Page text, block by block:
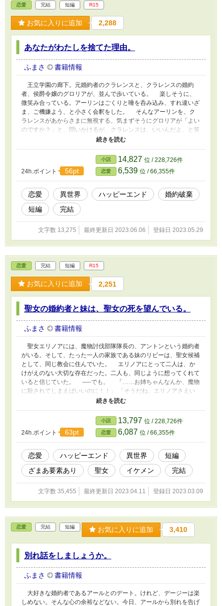
恋愛 完結 短編 R15
お気に入りに追加 2,288
あなたがわたしを捨てた理由。
ふまさ 書籍情報
王立学園の廊下。元婚約者のクラレンスと、クラレンスの婚約
者、侯爵令嬢のグロリアが、並んで歩いている。 楽しそうに、
微笑み合っている。アーリンはごくりと唾を呑み込み、すれ違いざ
ま、ご機嫌よう、と小さく会釈をした。 そんなアーリンを、ク
ラレンスがあからさまに無視する。気まずそうにグロリアが「よい
のですか？」と、問いかけるが、クラレンスは、いいんだよ、と笑
った。 「未練は、断ち切ってもらわないとね」 俯いたアーリン
の目は、光を失っていた。
24h.ポイント 56pt
小説 14,827 位 / 228,726件
恋愛 6,539 位 / 66,355件
恋愛 異世界 ハッピーエンド
婚約破棄
短編
完結
文字数 13,275 最終更新日 2023.06.06 登録日 2023.05.29
恋愛 完結 短編 R15
お気に入りに追加 2,251
聖女の婚約者と妹は、聖女の死を望んでいる。
ふまさ 書籍情報
聖女エリノアには、魔物討伐部隊隊長の、アントンという婚約者
がいる。そして、たった一人の家族である妹のリビーは、聖女候補
として、同じ教会に住んでいた。 エリノアにとって二人は、か
けがえのない大切な存在だった。二人も、同じように想ってくれて
いると信じていた。 ──でも。 「……お姉ちゃんなんか、魔物
に殺されてしまえばいいのに！！」 「そうだね。エリノアさえい
なければ、聖女には、きみがなっていたのにね」 深夜に密会し
ていた二人の会話を聞いてしまったエリノアは、愕然とした。泣い
て。泣いて。それでも他に居場所のないエリノアは、口を閉ざすこ
とを選んだ。 けれど。 ある事件がきっかけで、エリノアの心
が、限界を迎えることになる。
24h.ポイント 63pt
小説 13,797 位 / 228,726件
恋愛 6,087 位 / 66,355件
恋愛 ハッピーエンド 異世界
短編
ざまあ要素あり
聖女 イケメン 完結
文字数 35,455 最終更新日 2023.04.11 登録日 2023.03.09
恋愛 完結 短編 お気に入りに追加 3,410
別れ話をしましょうか。
ふまさ 書籍情報
大好きな婚約者であるアールとのデート。けれど、デージーは楽
しめない。そんな心の余裕などない。今日、アールから別れを告げ